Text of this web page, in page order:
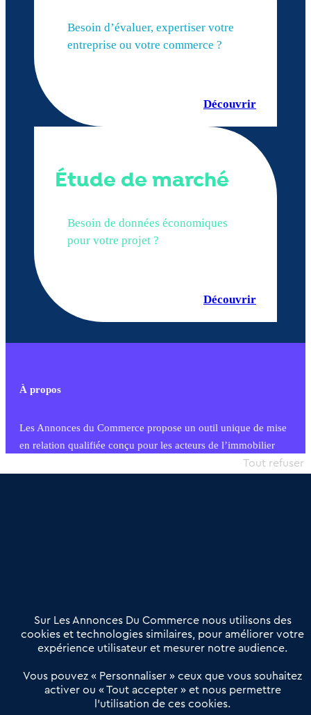
Besoin d’évaluer, expertiser votre
entreprise ou votre commerce ?
Découvrir
Étude de marché
Besoin de données économiques
pour votre projet ?
Découvrir
À propos
Les Annonces du Commerce propose un outil unique de mise
en relation qualifiée conçu pour les acteurs de l’immobilier
commercial et les collectivités territoriales, simple et intégrant
Offres Pro
Actualités
Qui sommes nous ?
Derniers articles
Réseau 3C : un partenaire national dédié aux transactions
Sur Les Annonces Du Commerce nous utilisons des
cookies et technologies similaires, pour améliorer votre
expérience utilisateur et mesurer notre audience.
Vous pouvez « Personnaliser » ceux que vous souhaitez
activer ou « Tout accepter » et nous permettre
l’utilisation de ces cookies.
Tout refuser